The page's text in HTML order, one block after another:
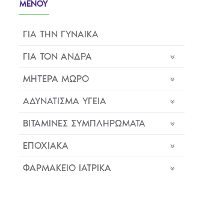
ΜΕΝΟΥ
ΓΙΑ ΤΗΝ ΓΥΝΑΙΚΑ
ΓΙΑ ΤΟΝ ΑΝΔΡΑ
ΜΗΤΕΡΑ ΜΩΡΟ
ΑΔΥΝΑΤΙΣΜΑ ΥΓΕΙΑ
ΒΙΤΑΜΙΝΕΣ ΣΥΜΠΛΗΡΩΜΑΤΑ
ΕΠΟΧΙΑΚΑ
ΦΑΡΜΑΚΕΙΟ ΙΑΤΡΙΚΑ